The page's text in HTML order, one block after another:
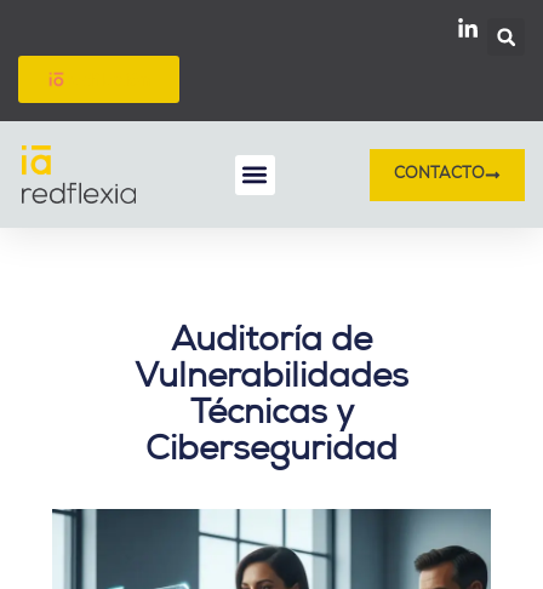
contenido
CONTACTO
Auditoría de
Vulnerabilidades
Técnicas y
Ciberseguridad